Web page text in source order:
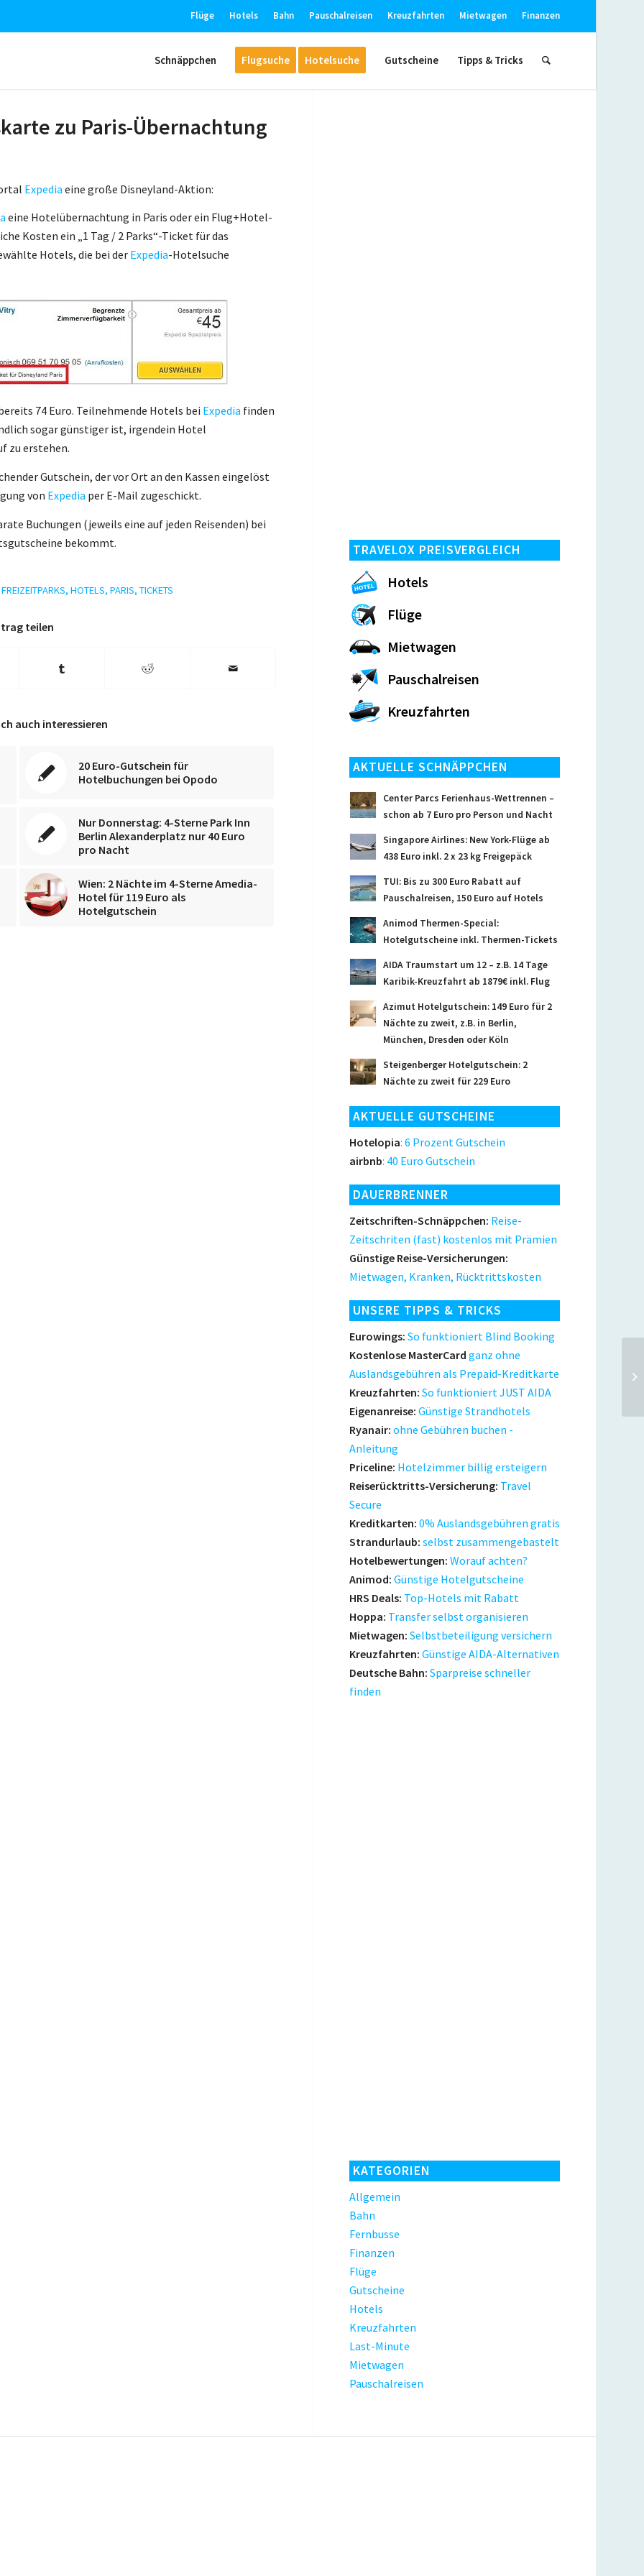
Flüge Hotels Bahn Pauschalreisen Kreuzfahrten Mietwagen Finanzen
Schnäppchen Flugsuche Hotelsuche Gutscheine Tipps & Tricks
zu Paris-Übernachtung
Expedia eine große Disneyland-Aktion:
eine Hotelübernachtung in Paris oder ein Flug+Hotel-
Kosten ein „1 Tag / 2 Parks“-Ticket für das
Hotels, die bei der Expedia-Hotelsuche
74 Euro. Teilnehmende Hotels bei Expedia finden
sogar günstiger ist, irgendein Hotel
zu erstehen.
Gutschein, der vor Ort an den Kassen eingelöst
von Expedia per E-Mail zugeschickt.
Buchungen (jeweils eine auf jeden Reisenden) bei
bekommt.
FREIZEITPARKS, HOTELS, PARIS, TICKETS
teilen
auch interessieren
20 Euro-Gutschein für
Hotelbuchungen bei Opodo
Nur Donnerstag: 4-Sterne Park Inn
Berlin Alexanderplatz nur 40 Euro
pro Nacht
Wien: 2 Nächte im 4-Sterne Amedia-
Hotel für 119 Euro als
Hotelgutschein
TRAVELOX PREISVERGLEICH
Hotels
Flüge
Mietwagen
Pauschalreisen
Kreuzfahrten
AKTUELLE SCHNÄPPCHEN
Center Parcs Ferienhaus-Wettrennen –
schon ab 7 Euro pro Person und Nacht
Singapore Airlines: New York-Flüge ab
438 Euro inkl. 2 x 23 kg Freigepäck
TUI: Bis zu 300 Euro Rabatt auf
Pauschalreisen, 150 Euro auf Hotels
Animod Thermen-Special:
Hotelgutscheine inkl. Thermen-Tickets
AIDA Traumstart um 12 – z.B. 14 Tage
Karibik-Kreuzfahrt ab 1879€ inkl. Flug
Azimut Hotelgutschein: 149 Euro für 2
Nächte zu zweit, z.B. in Berlin,
München, Dresden oder Köln
Steigenberger Hotelgutschein: 2
Nächte zu zweit für 229 Euro
AKTUELLE GUTSCHEINE
Hotelopia: 6 Prozent Gutschein
airbnb: 40 Euro Gutschein
DAUERBRENNER
Zeitschriften-Schnäppchen: Reise-
Zeitschriten (fast) kostenlos mit Prämien
Günstige Reise-Versicherungen:
Mietwagen, Kranken, Rücktrittskosten
UNSERE TIPPS & TRICKS
Eurowings: So funktioniert Blind Booking
Kostenlose MasterCard ganz ohne
Auslandsgebühren als Prepaid-Kreditkarte
Kreuzfahrten: So funktioniert JUST AIDA
Eigenanreise: Günstige Strandhotels
Ryanair: ohne Gebühren buchen -
Anleitung
Priceline: Hotelzimmer billig ersteigern
Reiserücktritts-Versicherung: Travel
Secure
Kreditkarten: 0% Auslandsgebühren gratis
Strandurlaub: selbst zusammengebastelt
Hotelbewertungen: Worauf achten?
Animod: Günstige Hotelgutscheine
HRS Deals: Top-Hotels mit Rabatt
Hoppa: Transfer selbst organisieren
Mietwagen: Selbstbeteiligung versichern
Kreuzfahrten: Günstige AIDA-Alternativen
Deutsche Bahn: Sparpreise schneller
finden
KATEGORIEN
Allgemein
Bahn
Fernbusse
Finanzen
Flüge
Gutscheine
Hotels
Kreuzfahrten
Last-Minute
Mietwagen
Pauschalreisen